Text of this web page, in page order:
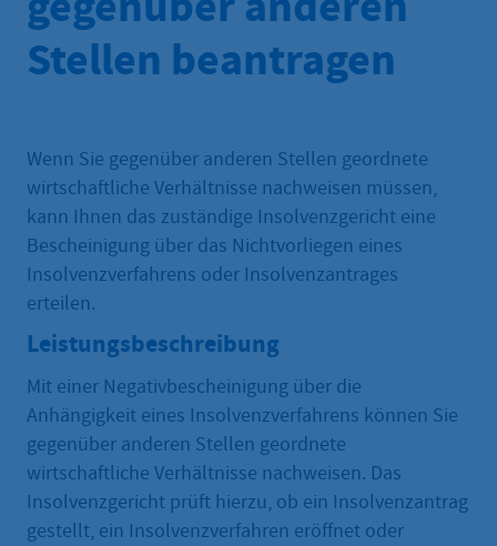
Stellen beantragen
Wenn Sie gegenüber anderen Stellen geordnete
wirtschaftliche Verhältnisse nachweisen müssen,
kann Ihnen das zuständige Insolvenzgericht eine
Bescheinigung über das Nichtvorliegen eines
Insolvenzverfahrens oder Insolvenzantrages
erteilen.
Leistungsbeschreibung
Mit einer Negativbescheinigung über die
Anhängigkeit eines Insolvenzverfahrens können Sie
gegenüber anderen Stellen geordnete
wirtschaftliche Verhältnisse nachweisen. Das
Insolvenzgericht prüft hierzu, ob ein Insolvenzantrag
gestellt, ein Insolvenzverfahren eröffnet oder